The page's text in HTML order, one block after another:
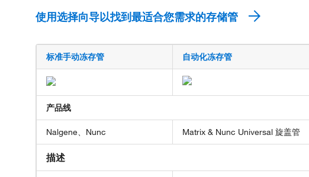
使用选择向导以找到最适合您需求的存储管
标准手动冻存管 自动化冻存管
产品线
Nalgene、Nunc Matrix & Nunc Universal 旋盖管
描述